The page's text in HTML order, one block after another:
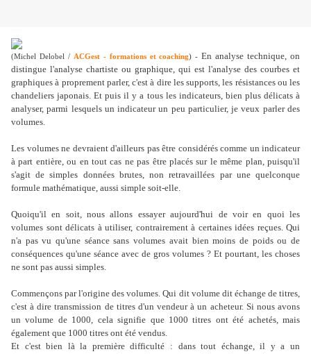
(Michel Delobel / ACGest - formations et coaching) - En analyse technique, on
distingue l'analyse chartiste ou graphique, qui est l'analyse des courbes et
graphiques à proprement parler, c'est à dire les supports, les résistances ou les
chandeliers japonais. Et puis il y a tous les indicateurs, bien plus délicats à
analyser, parmi lesquels un indicateur un peu particulier, je veux parler des
volumes.
Les volumes ne devraient d'ailleurs pas être considérés comme un indicateur
à part entière, ou en tout cas ne pas être placés sur le même plan, puisqu'il
s'agit de simples données brutes, non retravaillées par une quelconque
formule mathématique, aussi simple soit-elle.
Quoiqu'il en soit, nous allons essayer aujourd'hui de voir en quoi les
volumes sont délicats à utiliser, contrairement à certaines idées reçues. Qui
n'a pas vu qu'une séance sans volumes avait bien moins de poids ou de
conséquences qu'une séance avec de gros volumes ? Et pourtant, les choses
ne sont pas aussi simples.
Commençons par l'origine des volumes. Qui dit volume dit échange de titres,
c'est à dire transmission de titres d'un vendeur à un acheteur. Si nous avons
un volume de 1000, cela signifie que 1000 titres ont été achetés, mais
également que 1000 titres ont été vendus.
Et c'est bien là la première difficulté : dans tout échange, il y a un